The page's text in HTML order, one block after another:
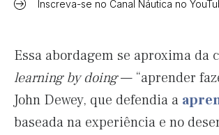
Inscreva-se no Canal Náutica no
Essa abordagem se aproxima da
learning by doing— “aprender
John Dewey, que defendia a
baseada na experiência e no